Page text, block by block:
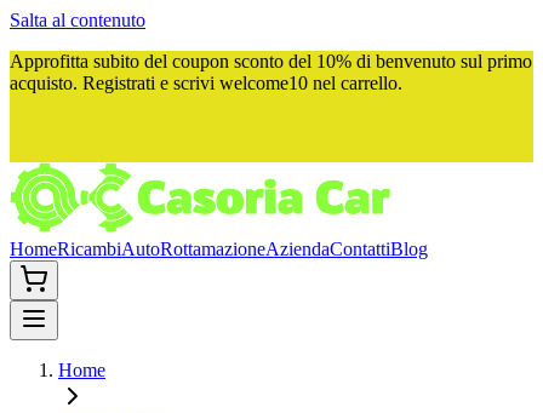
Salta al contenuto
Approfitta subito del coupon sconto del 10% di benvenuto sul primo
acquisto. Registrati e scrivi welcome10 nel carrello.
HomeRicambiAutoRottamazioneAziendaContattiBlog
Home